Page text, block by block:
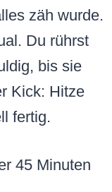
zäh wurde.
Du rührst
bis sie
Kick: Hitze
fertig.
45 Minuten